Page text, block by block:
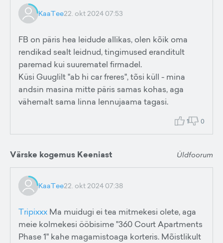
KaaTee22. okt 2024 07:53
FB on päris hea leidude allikas, olen kõik oma
rendikad sealt leidnud, tingimused eranditult
paremad kui suurematel firmadel.
Küsi Guuglilt "ab hi car freres", tõsi küll - mina
andsin masina mitte päris samas kohas, aga
vähemalt sama linna lennujaama tagasi.
1 0
Värske kogemus Keeniast Üldfoorum
KaaTee22. okt 2024 07:38
Tripixxx Ma muidugi ei tea mitmekesi olete, aga
meie kolmekesi ööbisime "360 Court Apartments
Phase 1" kahe magamistoaga korteris. Mõistlikult